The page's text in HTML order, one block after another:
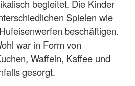
begleitet. Die Kinder
Spielen wie
beschäftigen.
war in Form von
Waffeln, Kaffee und
gesorgt.